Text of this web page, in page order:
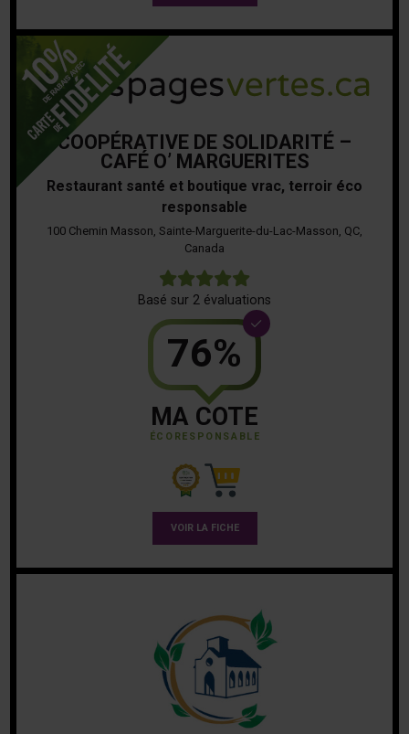
COOPÉRATIVE DE SOLIDARITÉ –
CAFÉ O’ MARGUERITES
Restaurant santé et boutique vrac, terroir éco
responsable
100 Chemin Masson, Sainte-Marguerite-du-Lac-Masson, QC,
Canada
Basé sur 2 évaluations
76%
MA COTE
ÉCORESPONSABLE
VOIR LA FICHE